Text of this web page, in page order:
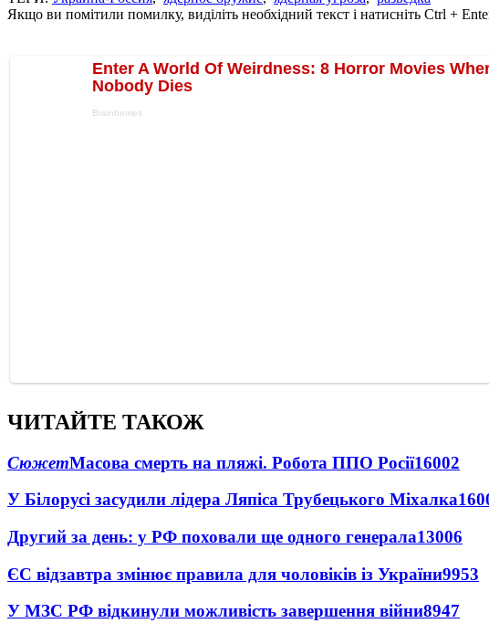
Якщо ви помітили помилку, виділіть необхідний текст і натисніть Ctrl +
ЧИТАЙТЕ ТАКОЖ
СюжетМасова смерть на пляжі. Робота ППО Росії16002
У Білорусі засудили лідера Ляпіса Трубецького Міхалка
Другий за день: у РФ поховали ще одного генерала13006
ЄС відзавтра змінює правила для чоловіків із України9953
У МЗС РФ відкинули можливість завершення війни8947